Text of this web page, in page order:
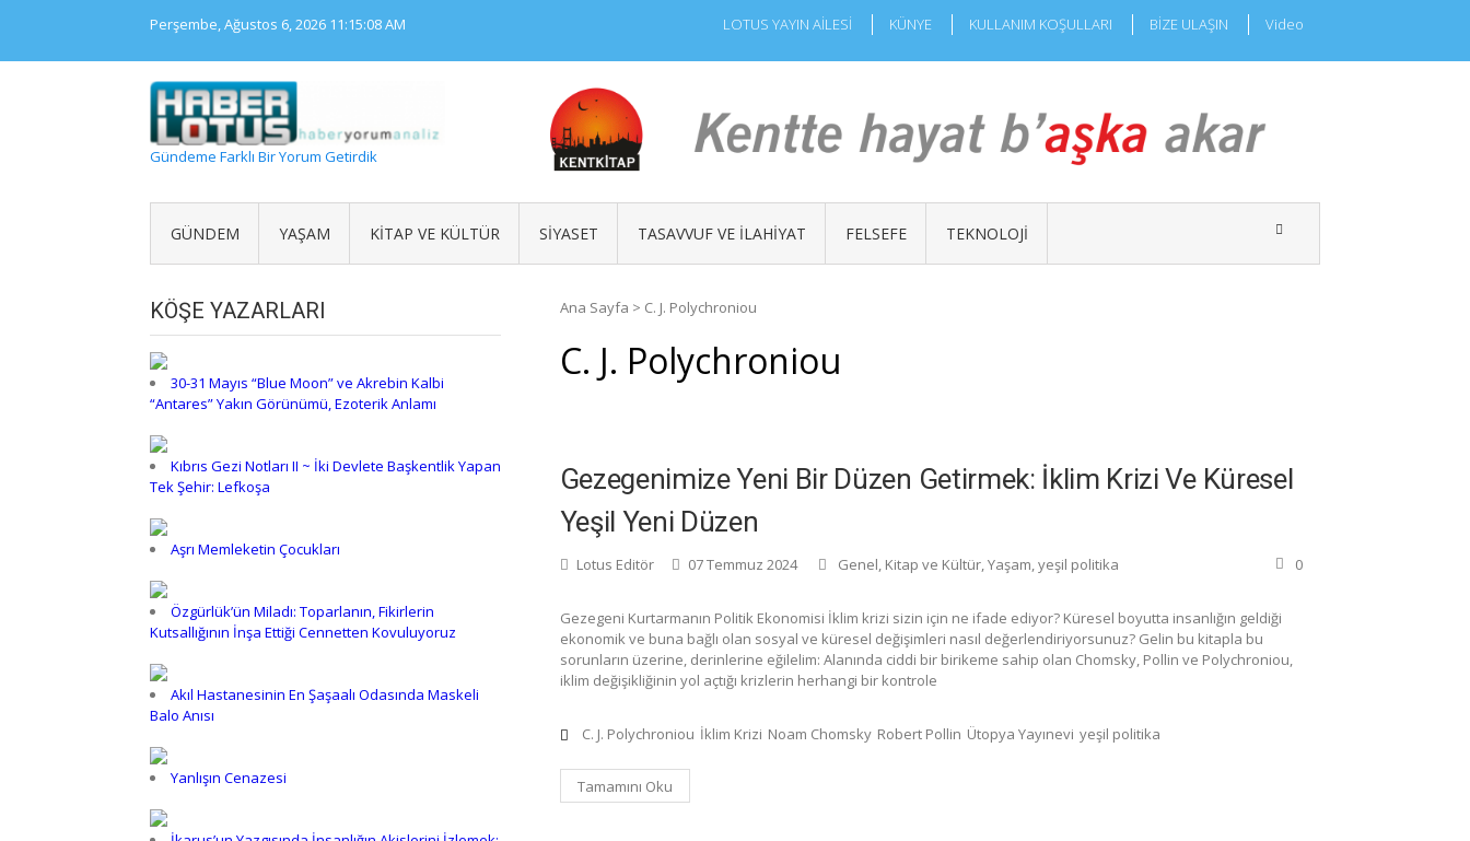
Perşembe, Ağustos 6, 2026 11:15:09 AM LOTUS YAYIN AİLESİ KÜNYE KULLANIM KOŞULLARI BİZE ULAŞIN Video
Gündeme Farklı Bir Yorum Getirdik
GÜNDEM YAŞAM KITAP VE KÜLTÜR SIYASET TASAVVUF VE İLAHIYAT FELSEFE TEKNOLOJI
Ana Sayfa > C. J. Polychroniou
C. J. Polychroniou
Gezegenimize Yeni Bir Düzen Getirmek: İklim Krizi Ve Küresel
Yeşil Yeni Düzen
Lotus Editör 07 Temmuz 2024 Genel, Kitap ve Kültür,Yaşam,yeşil politika 0
Gezegeni Kurtarmanın Politik Ekonomisi İklim krizi sizin için ne ifade ediyor? Küresel boyutta insanlığın geldiği
ekonomik ve buna bağlı olan sosyal ve küresel değişimleri nasıl değerlendiriyorsunuz? Gelin bu kitapla bu
sorunların üzerine, derinlerine eğilelim: Alanında ciddi bir birikeme sahip olan Chomsky, Pollin ve Polychroniou,
iklim değişikliğinin yol açtığı krizlerin herhangi bir kontrole
C. J. Polychroniou İklim Krizi Noam Chomsky Robert Pollin Ütopya Yayınevi yeşil politika
Tamamını Oku
KÖŞE YAZARLARI
30-31 Mayıs “Blue Moon” ve Akrebin Kalbi
“Antares” Yakın Görünümü, Ezoterik Anlamı
Kıbrıs Gezi Notları II ~ İki Devlete Başkentlik Yapan
Tek Şehir: Lefkoşa
Aşrı Memleketin Çocukları
Özgürlük’ün Miladı: Toparlanın, Fikirlerin
Kutsallığının İnşa Ettiği Cennetten Kovuluyoruz
Akıl Hastanesinin En Şaşaalı Odasında Maskeli
Balo Anısı
Yanlışın Cenazesi